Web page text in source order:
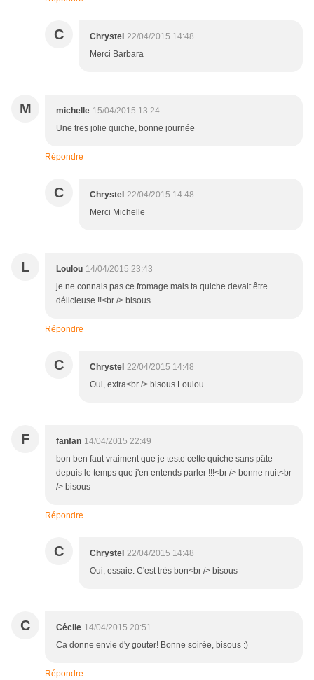
C Chrystel 22/04/2015 14:48
Merci Barbara
M michelle 15/04/2015 13:24
Une tres jolie quiche, bonne journée
Répondre
C Chrystel 22/04/2015 14:48
Merci Michelle
L Loulou 14/04/2015 23:43
je ne connais pas ce fromage mais ta quiche devait être
délicieuse !!<br /> bisous
Répondre
C Chrystel 22/04/2015 14:48
Oui, extra<br /> bisous Loulou
F fanfan 14/04/2015 22:49
bon ben faut vraiment que je teste cette quiche sans pâte
depuis le temps que j'en entends parler !!!<br /> bonne nuit<br
/> bisous
Répondre
C Chrystel 22/04/2015 14:48
Oui, essaie. C'est très bon<br /> bisous
C Cécile 14/04/2015 20:51
Ca donne envie d'y gouter! Bonne soirée, bisous :)
Répondre